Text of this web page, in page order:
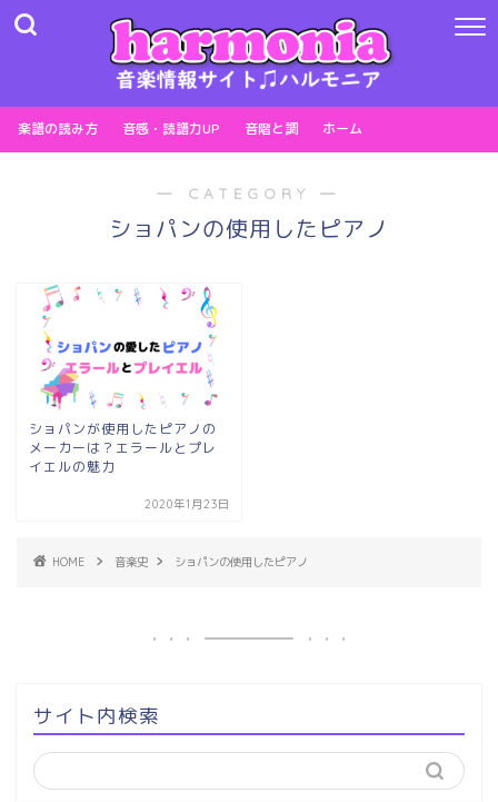
楽譜の読み方 音感・読譜力UP 音階と調 ホーム
― CATEGORY ―
ショパンの使用したピアノ
ショパンが使用したピアノの
メーカーは？エラールとプレ
イエルの魅力
2020年1月23日
HOME 音楽史 ショパンの使用したピアノ
サイト内検索